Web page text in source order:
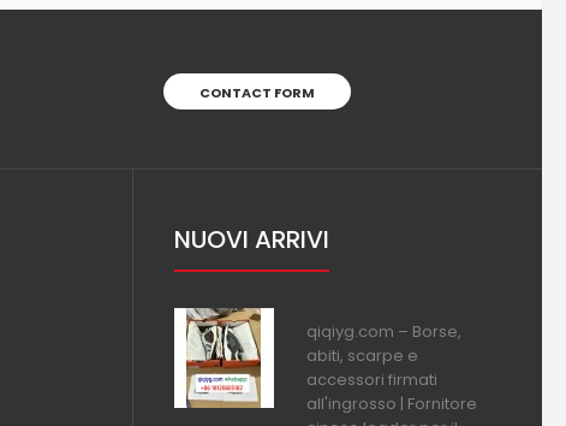
CONTACT FORM
NUOVI ARRIVI
qiqiyg.com – Borse,
abiti, scarpe e
accessori firmati
all'ingrosso | Fornitore